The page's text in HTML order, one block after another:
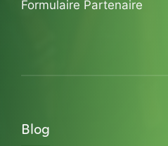
Formulaire Partenaire
Blog